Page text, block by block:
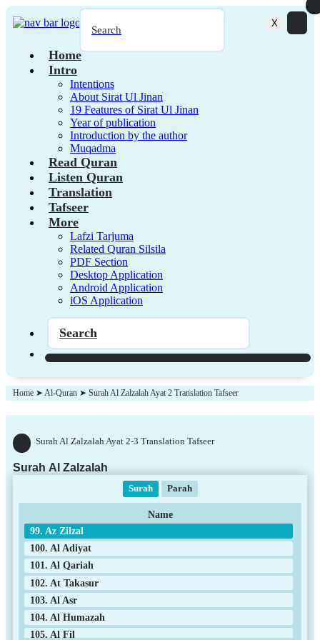
Search
X
Home
Intro
Intentions
About Sirat Ul Jinan
19 Features of Sirat Ul Jinan
Year of publication
Introduction by the author
Muqadma
Read Quran
Listen Quran
Translation
Tafseer
More
Lafzi Tarjuma
Related Quran Silsila
PDF Section
Desktop Application
Android Application
iOS Application
Search
Home ➤ Al-Quran ➤ Surah Al Zalzalah Ayat 2 Translation Tafseer
Surah Al Zalzalah Ayat 2-3 Translation Tafseer
Surah Al Zalzalah
Surah Parah
69. Al Haqqah
70. Al Maarij
71. Nuh
72. Al Jin
73. Al Muzzammil
74. Al Mudassir
75. Al Qiyamah
76. Al Insan
77. Al Mursalat
78. An Naba
79. An Naziat
80. Abasa
81. At Takwir
82. Al Infitar
83. Al Mutaffifin
84. Al Inshiqaq
85. Al Buruj
86. At Tariq
87. Al Ala
89. Al Fajr
90. Al Balad
93. Ad Duha
94. Alam Nashrah
95. At Tin
96. Al Alaq
97. Al Qadr